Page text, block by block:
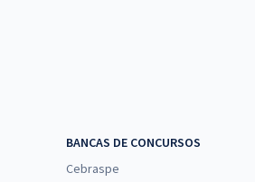
BANCAS DE CONCURSOS
Cebraspe